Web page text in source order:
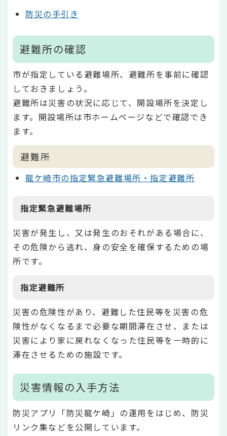
防災の手引き
避難所の確認
市が指定している避難場所、避難所を事前に確認
しておきましょう。
避難所は災害の状況に応じて、開設場所を決定し
ます。開設場所は市ホームページなどで確認でき
ます。
避難所
龍ケ崎市の指定緊急避難場所・指定避難所
指定緊急避難場所
災害が発生し、又は発生のおそれがある場合に、
その危険から逃れ、身の安全を確保するための場
所です。
指定避難所
災害の危険性があり、避難した住民等を災害の危
険性がなくなるまで必要な期間滞在させ、または
災害により家に戻れなくなった住民等を一時的に
滞在させるための施設です。
災害情報の入手方法
防災アプリ「防災龍ケ崎」の運用をはじめ、防災
リンク集などを公開しています。